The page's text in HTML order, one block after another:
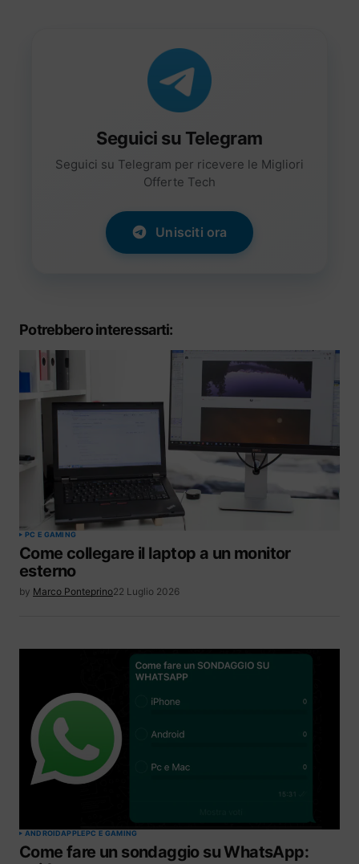
Seguici su Telegram
Seguici su Telegram per ricevere le Migliori
Offerte Tech
Unisciti ora
Potrebbero interessarti:
PC E GAMING
Come collegare il laptop a un monitor
esterno
by Marco Ponteprino22 Luglio 2026
ANDROIDAPPLEPC E GAMING
Come fare un sondaggio su WhatsApp: